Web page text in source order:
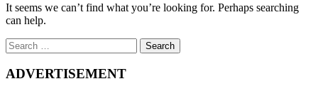
It seems we can’t find what you’re looking for. Perhaps searching
can help.
Search
for:
ADVERTISEMENT